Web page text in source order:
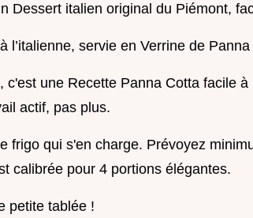
Dessert italien original du Piémont,
l’italienne, servie en Verrine de
c'est une Recette Panna Cotta facile
actif, pas plus.
frigo qui s'en charge. Prévoyez
calibrée pour 4 portions élégantes.
petite tablée !